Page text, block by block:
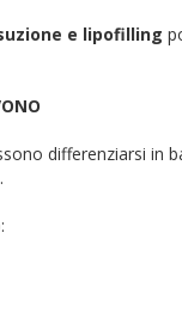
e lipofilling
differenziarsi in